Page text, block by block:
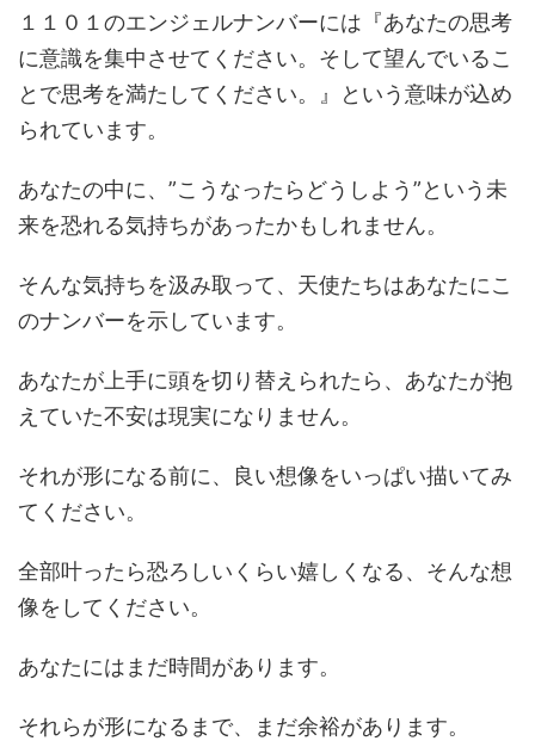
１１０１のエンジェルナンバーには『あなたの思考
に意識を集中させてください。そして望んでいるこ
とで思考を満たしてください。』という意味が込め
られています。
あなたの中に、”こうなったらどうしよう”という未
来を恐れる気持ちがあったかもしれません。
そんな気持ちを汲み取って、天使たちはあなたにこ
のナンバーを示しています。
あなたが上手に頭を切り替えられたら、あなたが抱
えていた不安は現実になりません。
それが形になる前に、良い想像をいっぱい描いてみ
てください。
全部叶ったら恐ろしいくらい嬉しくなる、そんな想
像をしてください。
あなたにはまだ時間があります。
それらが形になるまで、まだ余裕があります。